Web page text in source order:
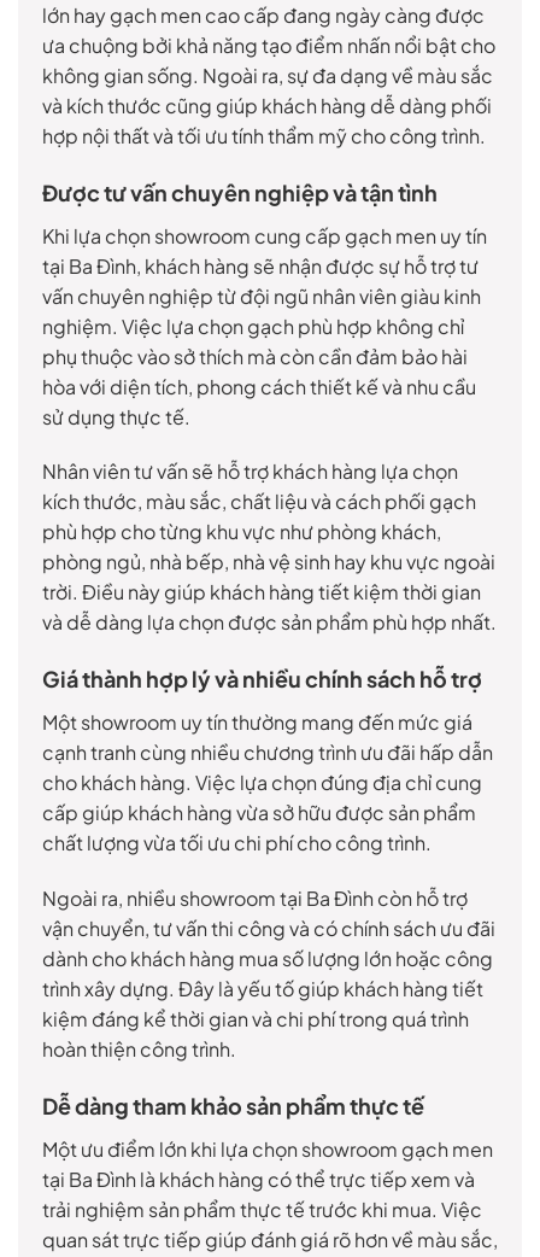
lớn hay gạch men cao cấp đang ngày càng được
ưa chuộng bởi khả năng tạo điểm nhấn nổi bật cho
không gian sống. Ngoài ra, sự đa dạng về màu sắc
và kích thước cũng giúp khách hàng dễ dàng phối
hợp nội thất và tối ưu tính thẩm mỹ cho công trình.
Được tư vấn chuyên nghiệp và tận tình
Khi lựa chọn showroom cung cấp gạch men uy tín
tại Ba Đình, khách hàng sẽ nhận được sự hỗ trợ tư
vấn chuyên nghiệp từ đội ngũ nhân viên giàu kinh
nghiệm. Việc lựa chọn gạch phù hợp không chỉ
phụ thuộc vào sở thích mà còn cần đảm bảo hài
hòa với diện tích, phong cách thiết kế và nhu cầu
sử dụng thực tế.
Nhân viên tư vấn sẽ hỗ trợ khách hàng lựa chọn
kích thước, màu sắc, chất liệu và cách phối gạch
phù hợp cho từng khu vực như phòng khách,
phòng ngủ, nhà bếp, nhà vệ sinh hay khu vực ngoài
trời. Điều này giúp khách hàng tiết kiệm thời gian
và dễ dàng lựa chọn được sản phẩm phù hợp nhất.
Giá thành hợp lý và nhiều chính sách hỗ trợ
Một showroom uy tín thường mang đến mức giá
cạnh tranh cùng nhiều chương trình ưu đãi hấp dẫn
cho khách hàng. Việc lựa chọn đúng địa chỉ cung
cấp giúp khách hàng vừa sở hữu được sản phẩm
chất lượng vừa tối ưu chi phí cho công trình.
Ngoài ra, nhiều showroom tại Ba Đình còn hỗ trợ
vận chuyển, tư vấn thi công và có chính sách ưu đãi
dành cho khách hàng mua số lượng lớn hoặc công
trình xây dựng. Đây là yếu tố giúp khách hàng tiết
kiệm đáng kể thời gian và chi phí trong quá trình
hoàn thiện công trình.
Dễ dàng tham khảo sản phẩm thực tế
Một ưu điểm lớn khi lựa chọn showroom gạch men
tại Ba Đình là khách hàng có thể trực tiếp xem và
trải nghiệm sản phẩm thực tế trước khi mua. Việc
quan sát trực tiếp giúp đánh giá rõ hơn về màu sắc,